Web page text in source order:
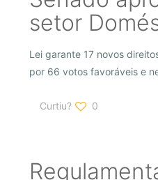
setor
Lei garante 17 novos
por 66 votos favoráveis e
Curtiu? 0